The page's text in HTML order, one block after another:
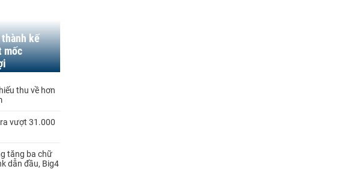
thành kế
mốc
thu về hơn
vượt 31.000
tăng ba chữ
dẫn đầu, Big4